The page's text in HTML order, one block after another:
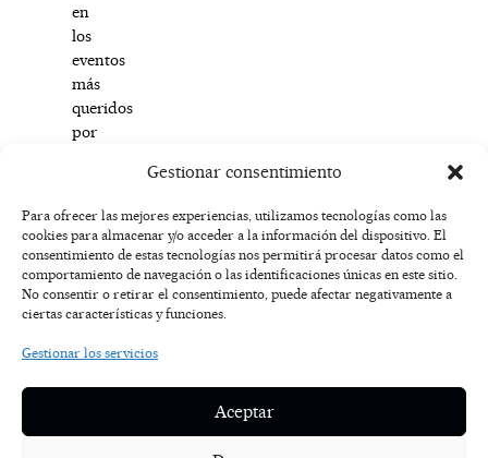
Gestionar consentimiento
Para ofrecer las mejores experiencias, utilizamos tecnologías como las
cookies para almacenar y/o acceder a la información del dispositivo. El
consentimiento de estas tecnologías nos permitirá procesar datos como el
comportamiento de navegación o las identificaciones únicas en este sitio.
No consentir o retirar el consentimiento, puede afectar negativamente a
ciertas características y funciones.
Gestionar los servicios
Aceptar
en
los
eventos
más
queridos
por
almonacileños.
F
a
c
e
-
f
I
n
s
t
m
X
-
t
w
r
Y
o
u
t
T
i
k
t
AVISO
POLÍTICA DE